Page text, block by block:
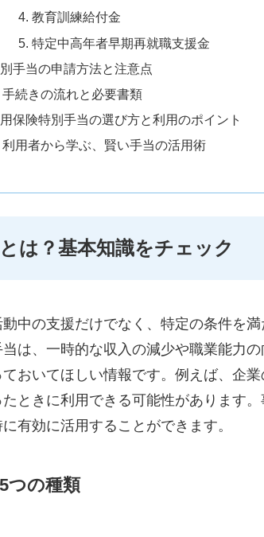
4. 教育訓練給付金
5. 特定中高年者早期再就職支援金
手当の申請方法と注意点
手続きの流れと必要書類
保険特別手当の選び方と利用のポイント
利用者から学ぶ、賢い手当の活用術
は？基本知識をチェック
中の支援だけでなく、特定の条件を
は、一時的な収入の減少や職業能力
おいてほしい情報です。例えば、企業
ときに利用できる可能性があります
有効に活用することができます。
つの種類